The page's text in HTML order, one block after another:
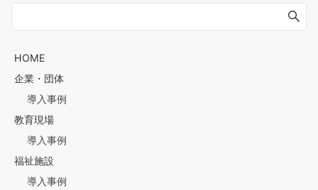
ナ
ビ
ゲ
HOME
企業・団体
導入事例
教育現場
導入事例
福祉施設
導入事例